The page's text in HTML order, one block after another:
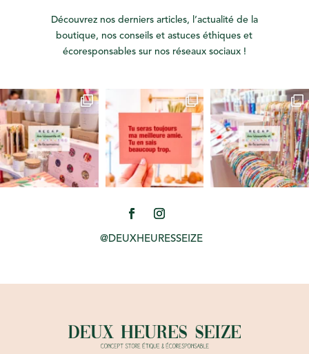
Découvrez nos derniers articles, l’actualité de la
boutique, nos conseils et astuces éthiques et
écoresponsables sur nos réseaux sociaux !
@DEUXHEURESSEIZE